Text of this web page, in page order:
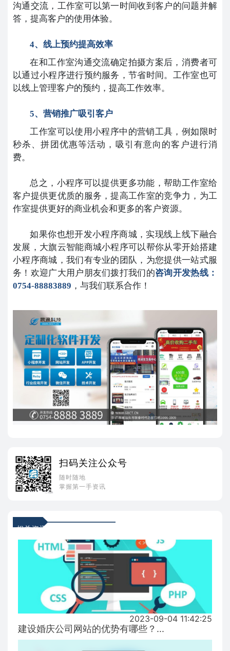
沟通交流，工作室可以第一时间收到客户的问题并解
答，提高客户的使用体验。
4、线上预约提高效率
在和工作室沟通交流确定拍摄方案后，消费者可
以通过小程序进行预约服务，节省时间。工作室也可
以线上管理客户的预约，提高工作效率。
5、营销推广吸引客户
工作室可以使用小程序中的营销工具，例如限时
秒杀、拼团优惠等活动，吸引有意向的客户进行消
费。
总之，小程序可以提供更多功能，帮助工作室给
客户提供更优质的服务，提高工作室的竞争力，为工
作室提供更好的商业机会和更多的客户资源。
如果你也想开发小程序商城，实现线上线下融合
发展，大旗云智能商城小程序可以帮你从零开始搭建
小程序商城，我们有专业的团队，为您提供一站式服
务！欢迎广大用户朋友们拨打我们的咨询开发热线：
0754-88883889 ，与我们联系合作！
扫码关注公众号
随时随地
掌握第一手资讯
相关资讯
2023-09-04 11:42:25
建设婚庆公司网站的优势有哪些？...